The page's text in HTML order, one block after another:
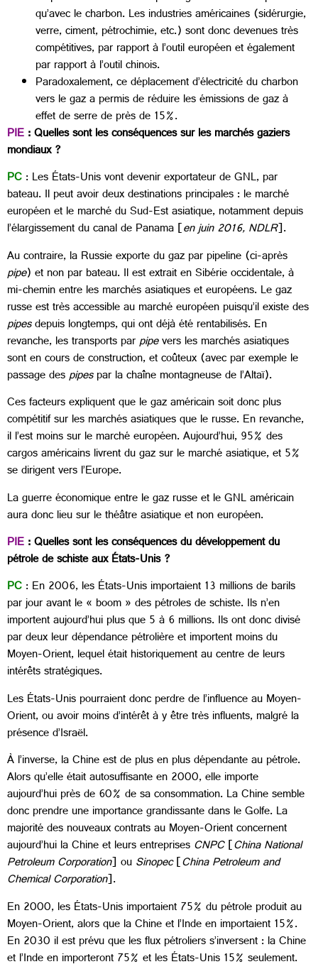
qu’avec le charbon. Les industries américaines (sidérurgie,
verre, ciment, pétrochimie, etc.) sont donc devenues très
compétitives, par rapport à l’outil européen et également
par rapport à l’outil chinois.
Paradoxalement, ce déplacement d’électricité du charbon
vers le gaz a permis de réduire les émissions de gaz à
effet de serre de près de 15%.
PIE: Quelles sont les conséquences sur les marchés gaziers
mondiaux ?
PC: Les États-Unis vont devenir exportateur de GNL, par
bateau. Il peut avoir deux destinations principales : le marché
européen et le marché du Sud-Est asiatique, notamment depuis
l’élargissement du canal de Panama [en juin 2016, NDLR].
Au contraire, la Russie exporte du gaz par pipeline (ci-après
pipe) et non par bateau. Il est extrait en Sibérie occidentale, à
mi-chemin entre les marchés asiatiques et européens. Le gaz
russe est très accessible au marché européen puisqu’il existe des
pipesdepuis longtemps, qui ont déjà été rentabilisés. En
revanche, les transports parpipevers les marchés asiatiques
sont en cours de construction, et coûteux (avec par exemple le
passage despipespar la chaîne montagneuse de l’Altaï).
Ces facteurs expliquent que le gaz américain soit donc plus
compétitif sur les marchés asiatiques que le russe. En revanche,
il l’est moins sur le marché européen. Aujourd’hui, 95% des
cargos américains livrent du gaz sur le marché asiatique, et 5%
se dirigent vers l’Europe.
La guerre économique entre le gaz russe et le GNL américain
aura donc lieu sur le théâtre asiatique et non européen.
PIE: Quelles sont les conséquences du développement du
pétrole de schiste aux États-Unis ?
PC: En 2006, les États-Unis importaient 13 millions de barils
par jour avant le « boom » des pétroles de schiste. Ils n’en
importent aujourd’hui plus que 5 à 6 millions. Ils ont donc divisé
par deux leur dépendance pétrolière et importent moins du
Moyen-Orient, lequel était historiquement au centre de leurs
intérêts stratégiques.
Les États-Unis pourraient donc perdre de l’influence au Moyen-
Orient, ou avoir moins d’intérêt à y être très influents, malgré la
présence d’Israël.
À l’inverse, la Chine est de plus en plus dépendante au pétrole.
Alors qu’elle était autosuffisante en 2000, elle importe
aujourd’hui près de 60% de sa consommation. La Chine semble
donc prendre une importance grandissante dans le Golfe. La
majorité des nouveaux contrats au Moyen-Orient concernent
aujourd’hui la Chine et leurs entreprisesCNPC[China National
Petroleum Corporation] ouSinopec[China Petroleum and
Chemical Corporation].
En 2000, les États-Unis importaient 75% du pétrole produit au
Moyen-Orient, alors que la Chine et l’Inde en importaient 15%.
En 2030 il est prévu que les flux pétroliers s’inversent : la Chine
et l’Inde en importeront 75% et les États-Unis 15% seulement.